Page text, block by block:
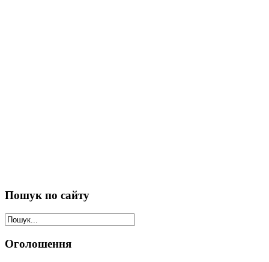
Пошук по сайту
Оголошення